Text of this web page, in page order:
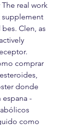
real work
Clen, as
comprar
donde
-
como